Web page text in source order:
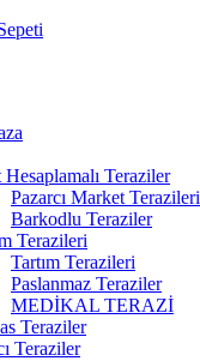
Teraziler
Pazarcı Market Terazileri
Barkodlu Teraziler
Terazileri
Tartım Terazileri
Paslanmaz Teraziler
MEDİKAL TERAZİ
Teraziler
Teraziler